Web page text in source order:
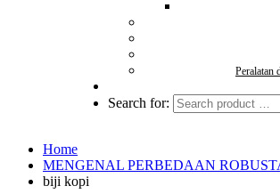
Peralatan
Search for:
Home
MENGENAL PERBEDAAN
biji kopi